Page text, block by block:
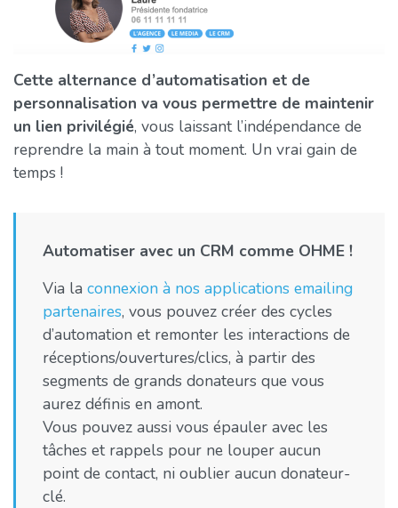
Cette alternance d’automatisation et de
personnalisation va vous permettre de maintenir
un lien privilégié, vous laissant l’indépendance de
reprendre la main à tout moment. Un vrai gain de
temps !
Automatiser avec un CRM comme OHME !
Via la connexion à nos applications emailing
partenaires, vous pouvez créer des cycles
d’automation et remonter les interactions de
réceptions/ouvertures/clics, à partir des
segments de grands donateurs que vous
aurez définis en amont.
Vous pouvez aussi vous épauler avec les
tâches et rappels pour ne louper aucun
point de contact, ni oublier aucun donateur-
clé.